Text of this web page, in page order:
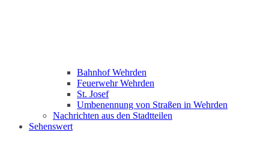
Bahnhof Wehrden
Feuerwehr Wehrden
St. Josef
Umbenennung von Straßen in Wehrden
Nachrichten aus den Stadtteilen
Sehenswert